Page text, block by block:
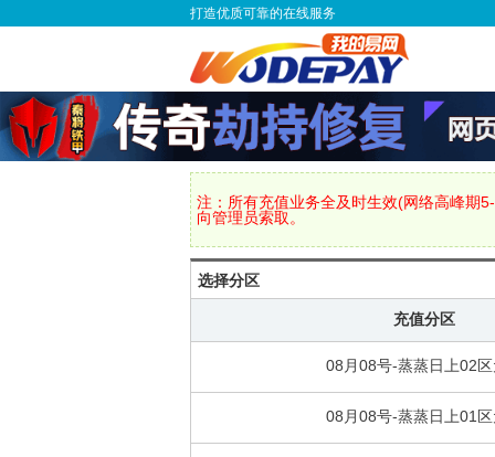
打造优质可靠的在线服务
注：所有充值业务全及时生效(网络高峰期
向管理员索取。
选择分区
充值分区
08月08号-蒸蒸日上02
08月08号-蒸蒸日上01